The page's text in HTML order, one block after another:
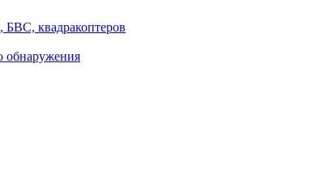
квадракоптеров
обнаружения